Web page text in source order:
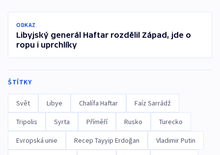
ODKAZ
Libyjský generál Haftar rozdělil Západ, jde o
ropu i uprchlíky
ŠTÍTKY
Svět Libye Chalífa Haftar Faíz Sarrádž
Tripolis Syrta Příměří Rusko Turecko
Evropská unie Recep Tayyip Erdoğan Vladimir Putin